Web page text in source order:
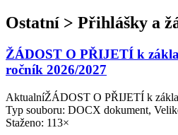
Ostatní > Přihlášky a
ŽÁDOST O PŘIJETÍ k
ročník 2026/2027
AktualníŽÁDOST O PŘIJETÍ k
Typ souboru: DOCX dokument,
Staženo: 113×